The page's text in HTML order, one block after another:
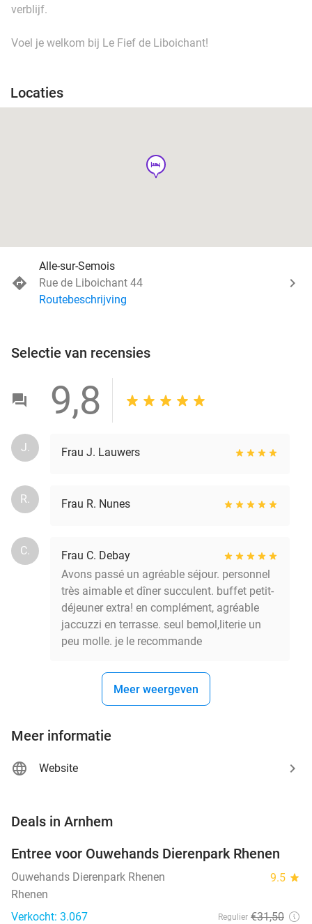
verblijf.
Voel je welkom bij Le Fief de Liboichant!
Locaties
hotel
Alle-sur-Semois
Rue de Liboichant 44
Routebeschrijving
Selectie van recensies
9,8
J. Frau J. Lauwers
R. Frau R. Nunes
C.
Frau C. Debay
Avons passé un agréable séjour. personnel
très aimable et dîner succulent. buffet petit-
déjeuner extra! en complément, agréable
jaccuzzi en terrasse. seul bemol,literie un
peu molle. je le recommande
Meer weergeven
Meer informatie
Website
Deals in Arnhem
19%
Entree voor Ouwehands Dierenpark Rhenen
Ouwehands Dierenpark Rhenen 9.5 star
Rhenen
Verkocht: 3.067
Regulier €31,50